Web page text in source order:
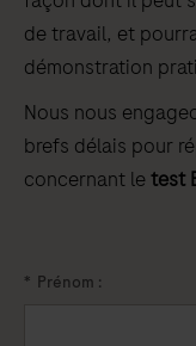
de travail, et
démonstration
Nous nous
brefs délais pour
concernant letest
* Prénom :